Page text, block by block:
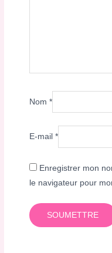
Nom*
E-mail*
Enregistrer mon
le navigateur pour